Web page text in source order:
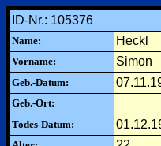
ID-Nr.: 105376
Name: Heckl
Vorname:
Simon
Geb.-Datum:
Geb.-Ort:
Todes-Datum: